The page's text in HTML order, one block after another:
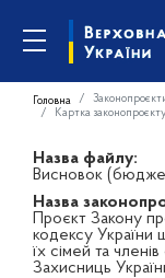
Головна
Картка
Назва файлу:
Висновок
Назва
Проєкт Закону
кодексу України
їх сімей та
Захисниць